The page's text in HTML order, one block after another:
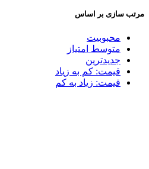
مرتب سازی بر اساس
محبوبیت
متوسط امتیاز
جدیدترین
قیمت: کم به زیاد
قیمت: زیاد به کم